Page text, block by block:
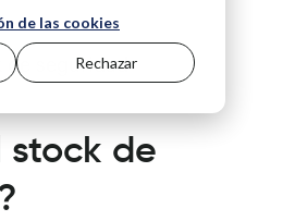
de las cookies
Rechazar
de seguridad
stock de